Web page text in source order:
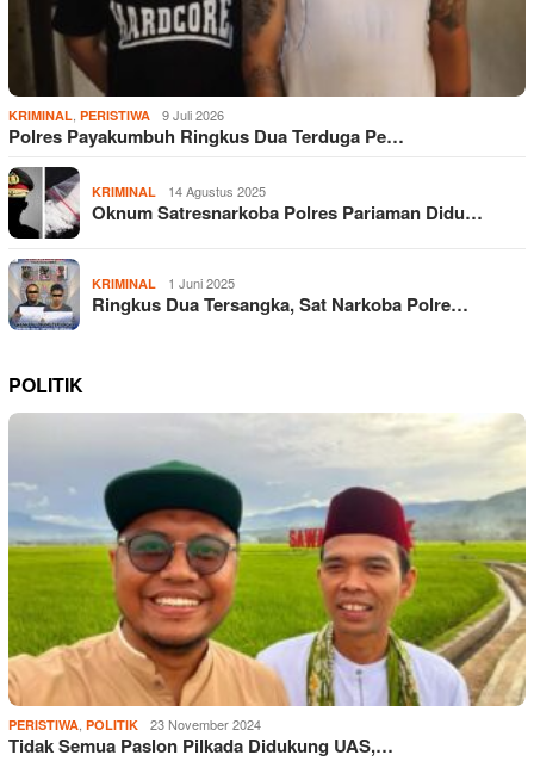
KRIMINAL, PERISTIWA 9 Juli 2026
Polres Payakumbuh Ringkus Dua Terduga Pe…
KRIMINAL 14 Agustus 2025
Oknum Satresnarkoba Polres Pariaman Didu…
KRIMINAL 1 Juni 2025
Ringkus Dua Tersangka, Sat Narkoba Polre…
POLITIK
PERISTIWA, POLITIK 23 November 2024
Tidak Semua Paslon Pilkada Didukung UAS,…